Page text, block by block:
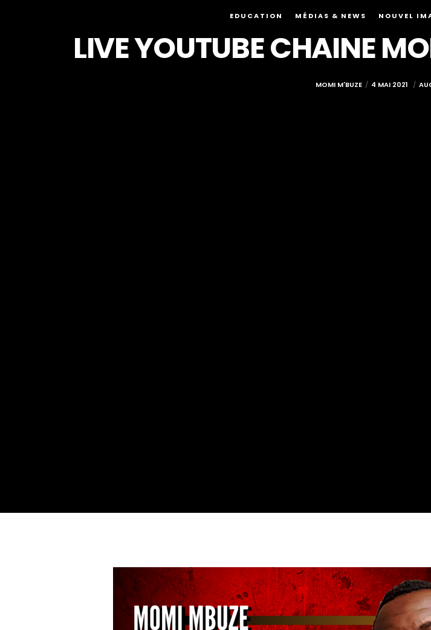
EDUCATION MÉDIAS & NEWS NOUVEL
LIVE YOUTUBE CHAINE
MOMI M'BUZE 4 MAI 2021